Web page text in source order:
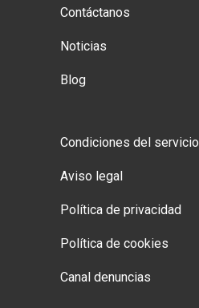
Contáctanos
Noticias
Blog
Condiciones del servicio
Aviso legal
Política de privacidad
Política de cookies
Canal denuncias